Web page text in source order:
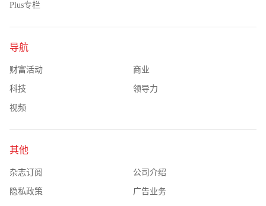
Plus专栏
导航
财富活动 商业
科技 领导力
视频
其他
杂志订阅 公司介绍
隐私政策 广告业务